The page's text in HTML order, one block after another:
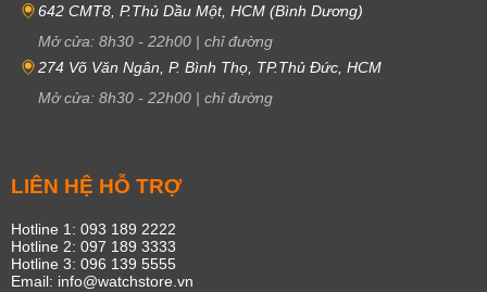
642 CMT8, P.Thủ Dầu Một, HCM (Bình Dương)
Mở cửa: 8h30 - 22h00 | chỉ đường
274 Võ Văn Ngân, P. Bình Thọ, TP.Thủ Đức, HCM
Mở cửa: 8h30 - 22h00 | chỉ đường
LIÊN HỆ HỖ TRỢ
Hotline 1: 093 189 2222
Hotline 2: 097 189 3333
Hotline 3: 096 139 5555
Email: info@watchstore.vn